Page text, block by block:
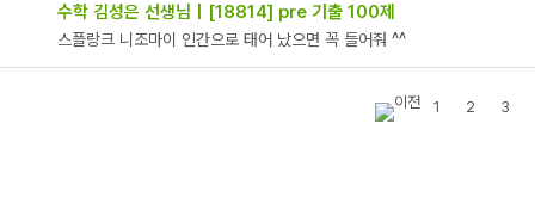
수학 김성은 선생님 | [18814] pre 기출 100제
스플랑크 니조마이 인간으로 태어 났으면 꼭 들어줘 ^^
1 2 3